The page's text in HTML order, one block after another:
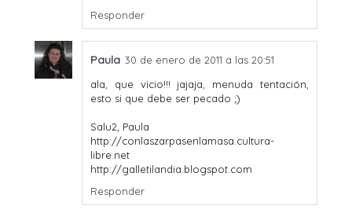
Responder
Paula 30 de enero de 2011 a las 20:51
ala, que vicio!!! jajaja, menuda tentación,
esto si que debe ser pecado ;)
Salu2, Paula
http://conlaszarpasenlamasa.cultura-
libre.net
http://galletilandia.blogspot.com
Responder